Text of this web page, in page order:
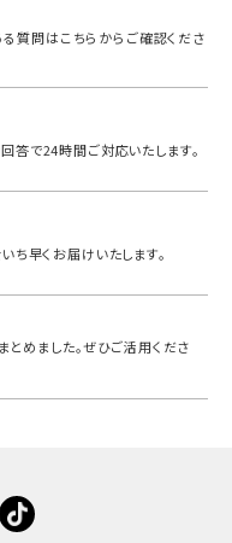
質問はこちらからご確認くださ
答で24時間ご対応いたします。
ち早く お届けいたします。
めました。ぜひご活用くださ